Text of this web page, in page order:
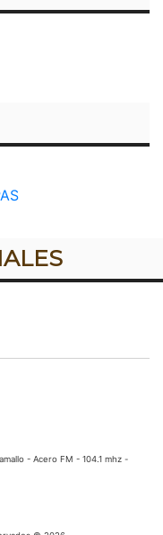
- Acero FM - 104.1 mhz -